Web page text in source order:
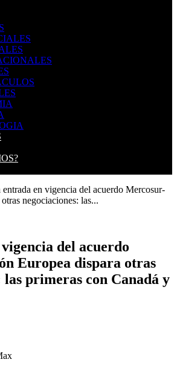
entrada en vigencia del acuerdo Mercosur-
negociaciones: las...
del acuerdo
Europea dispara otras
las primeras con Canadá y